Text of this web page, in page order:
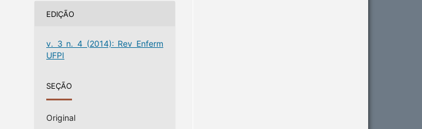
EDIÇÃO
v. 3 n. 4 (2014): Rev Enferm
UFPI
SEÇÃO
Original